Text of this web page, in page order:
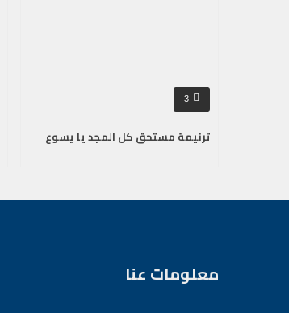
3
ترنيمة مستحق كل المجد يا يسوع
معلومات عنا